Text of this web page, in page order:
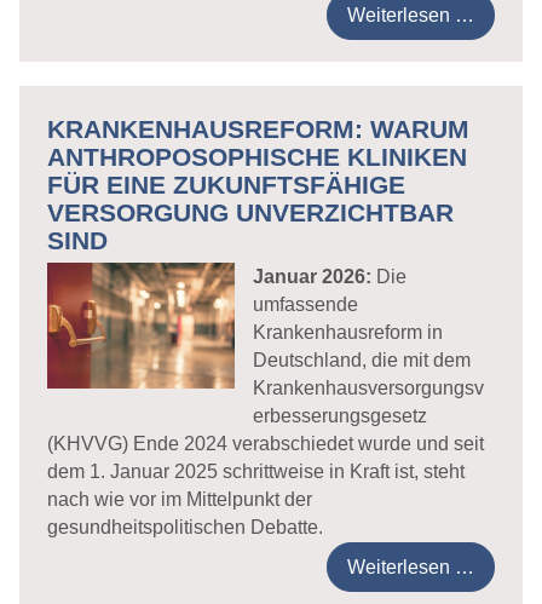
Weiterlesen …
KRANKENHAUSREFORM: WARUM
ANTHROPOSOPHISCHE KLINIKEN
FÜR EINE ZUKUNFTSFÄHIGE
VERSORGUNG UNVERZICHTBAR
SIND
Januar 2026: Die
umfassende
Krankenhausreform in
Deutschland, die mit dem
Krankenhausversorgungsv
erbesserungsgesetz
(KHVVG) Ende 2024 verabschiedet wurde und seit
dem 1. Januar 2025 schrittweise in Kraft ist, steht
nach wie vor im Mittelpunkt der
gesundheitspolitischen Debatte.
Weiterlesen …